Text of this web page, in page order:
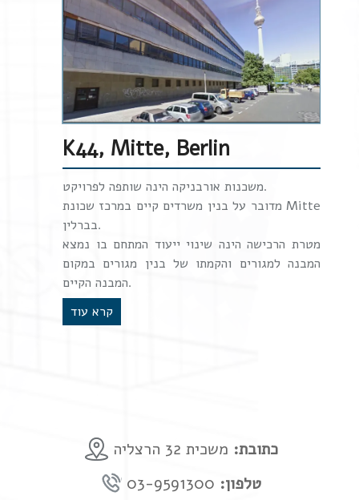
K44, Mitte, Berlin
משכנות אורבניקה הינה שותפה לפרויקט.
מדובר על בנין משרדים קיים במרכז שכונת Mitte
בברלין.
מטרת הרכישה הינה שינוי ייעוד המתחם בו נמצא
המבנה למגורים והקמתו של בנין מגורים במקום
המבנה הקיים.
קרא עוד
כתובת: משכית 32 הרצליה
טלפון: